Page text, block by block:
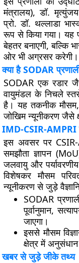
मंत्रालय), डॉ.
प्रो. डॉ. थल्लाडा
रूप से किया गया। यह
बेहतर बनाएगी, बल्कि
ओर भी अग्रसर करेगी।
क्या है SODAR
SODAR एक रडार
वायुमंडल के निचले
है। यह तकनीक
जोखिम न्यूनीकरण जैसे
IMD-CSIR-AMPRI
इस अवसर पर
समझौता ज्ञापन
जलवायु और
विशेषकर मौसम
न्यूनीकरण से जुड़े
SODAR
पूर्वानुमान,
जाएगा।
इससे मौसम
क्षेत्र में
खबर से जुड़े जीके तथ्य